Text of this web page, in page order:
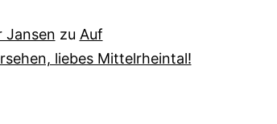
Jansen zu Auf
liebes Mittelrheintal!